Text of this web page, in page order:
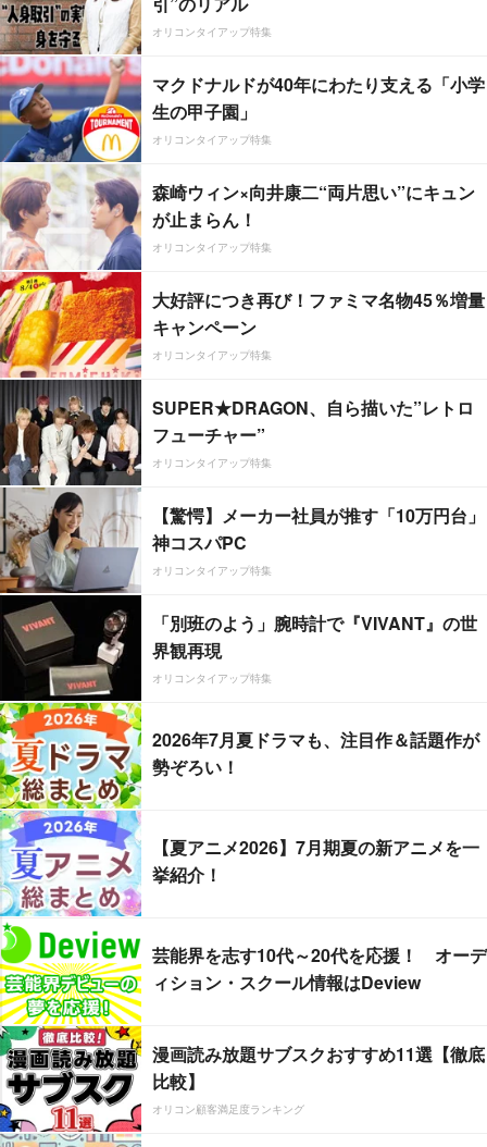
オリコンタイアップ特集
マクドナルドが40年にわたり支える「小学
生の甲子園」
オリコンタイアップ特集
森崎ウィン×向井康二“両片思い”にキュン
が止まらん！
オリコンタイアップ特集
大好評につき再び！ファミマ名物45％増量
キャンペーン
オリコンタイアップ特集
SUPER★DRAGON、自ら描いた”レトロ
フューチャー”
オリコンタイアップ特集
【驚愕】メーカー社員が推す「10万円台」
神コスパPC
オリコンタイアップ特集
「別班のよう」腕時計で『VIVANT』の世
界観再現
オリコンタイアップ特集
2026年7月夏ドラマも、注目作＆話題作が
勢ぞろい！
【夏アニメ2026】7月期夏の新アニメを一
挙紹介！
芸能界を志す10代～20代を応援！ オーデ
ィション・スクール情報はDeview
漫画読み放題サブスクおすすめ11選【徹底
比較】
オリコン顧客満足度ランキング